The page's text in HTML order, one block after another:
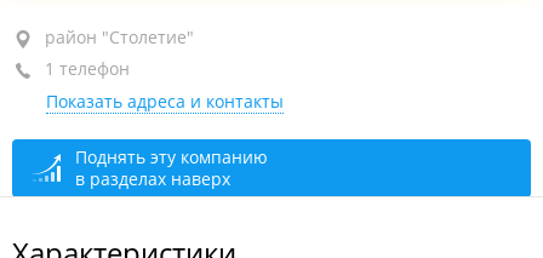
район "Столетие", пр-т 100-летия Владивостока, 103
оф. 317а
+7 (423) 257-52-17
закрыто, откроется в 09:00
район "Столетие"
1 телефон
Показать адреса и контакты
Поднять эту компанию
в разделах наверх